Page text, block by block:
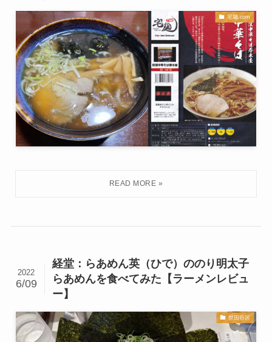
宅麺.com
経堂：らあめん英（ひで）ののり明太子
らあめんを食べてみた【ラーメンレビュ
ー】
2022
6/09
世田谷区